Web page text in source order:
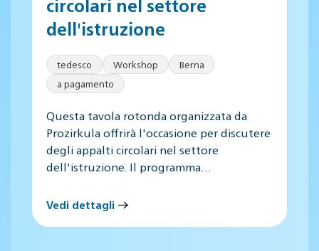
circolari nel settore
dell'istruzione
tedesco Workshop
Berna
a pagamento
Questa tavola rotonda organizzata da
Prozirkula offrirà l'occasione per discutere
degli appalti circolari nel settore
dell'istruzione. Il programma…
Vedi dettagli